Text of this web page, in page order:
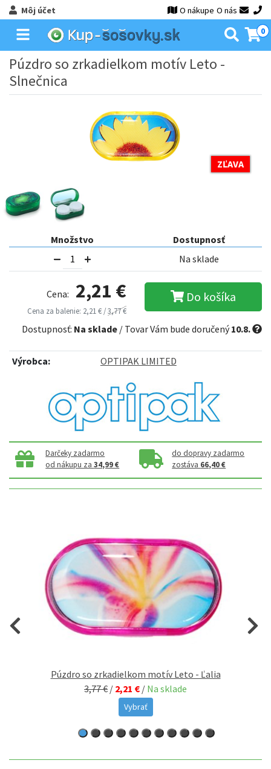
Môj účet O nákupe O nás
0
Púzdro so zrkadielkom motív Leto -
Slnečnica
ZĽAVA
Množstvo
Dostupnosť
Na sklade
Cena: 2,21 €
Cena za balenie: 2,21 € /3,77 €
Do košíka
Dostupnosť: Na sklade / Tovar Vám bude doručený10.8.
Výrobca: OPTIPAK LIMITED
Darčeky zadarmo
od nákupu za34,99 €
do dopravy zadarmo
zostáva 66,40 €
Púzdro so zrkadielkom motív Leto - Ľalia
3,77 € / 2,21 € / Na sklade
Vybrať